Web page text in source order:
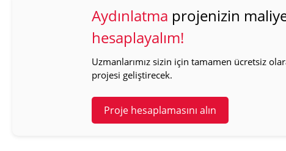
Aydınlatma projenizin
hesaplayalım!
Uzmanlarımız sizin için tamamen ücretsiz
projesi geliştirecek.
Proje hesaplamasını alın